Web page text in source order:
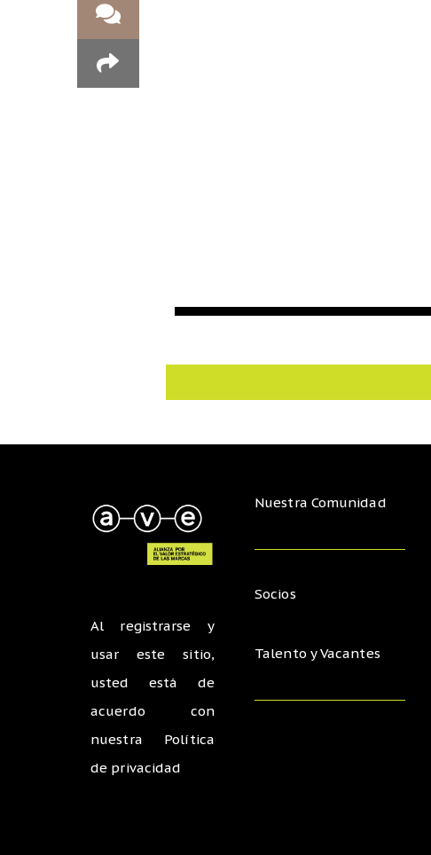
Al registrarse y
usar este sitio,
usted está de
acuerdo con
nuestra Política
de privacidad
Nuestra Comunidad
Socios
Talento y Vacantes